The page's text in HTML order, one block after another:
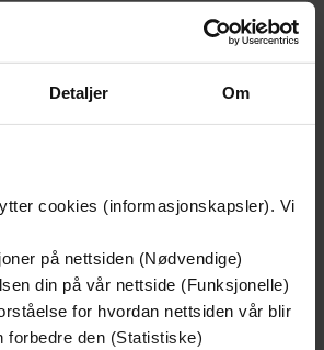
Detaljer Om
cookies (informasjonskapsler). Vi
på nettsiden (Nødvendige)
din på vår nettside (Funksjonelle)
for hvordan nettsiden vår blir
forbedre den (Statistiske)
kjøpt